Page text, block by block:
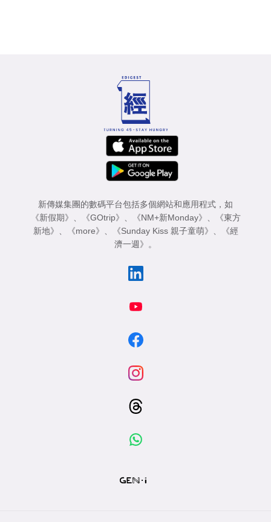
新傳媒集團的數碼平台包括多個網站和應用程式，如
《新假期》
《GOtrip》 《NM+新Monday》
《東方
新地》
《more》 《Sunday Kiss 親子童萌》
《經
濟一週》
。